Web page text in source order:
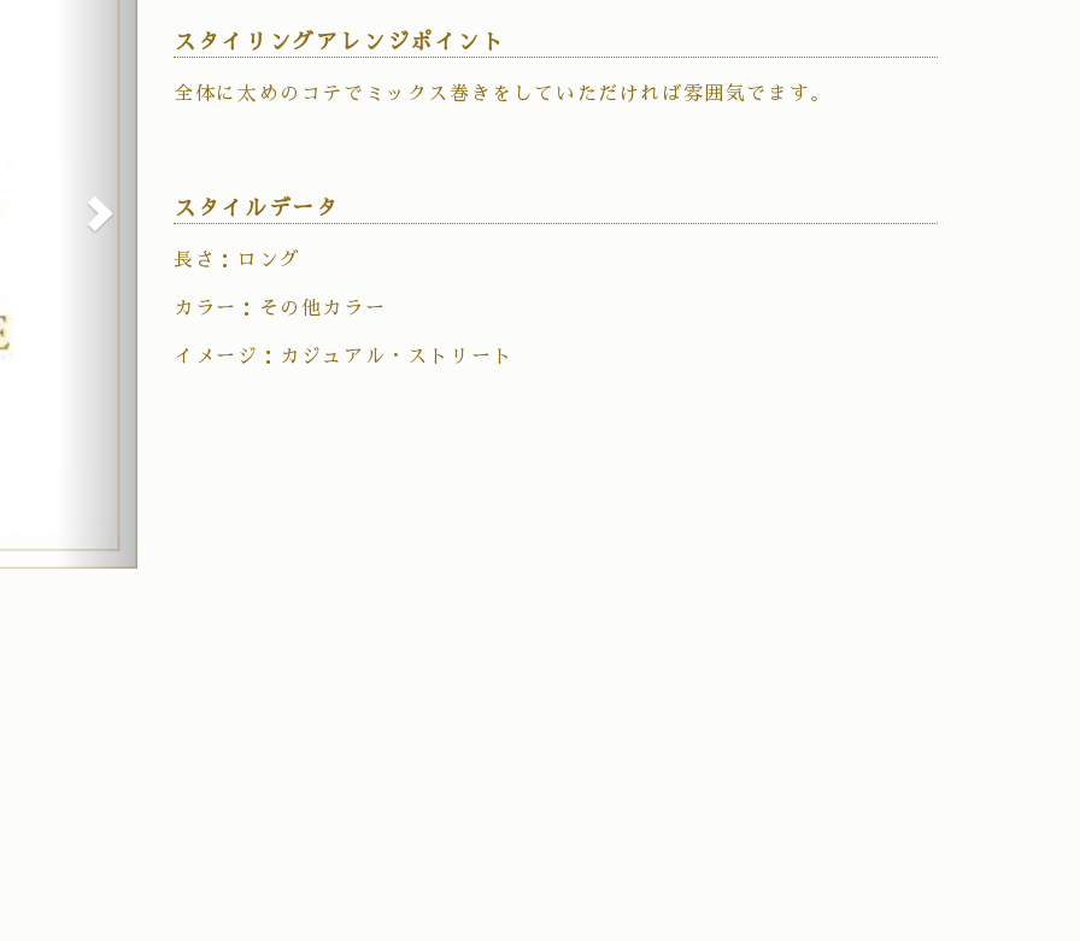
スタイリングアレンジポイント
全体に太めのコテでミックス巻きをしていただければ雰囲気でます。
スタイルデータ
長さ：ロング
カラー：その他カラー
イメージ：カジュアル・ストリート